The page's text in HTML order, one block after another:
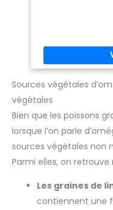
Sources végétales
végétales
Bien que les poissons
lorsque l’on parle
sources végétales non
Parmi elles, on
Les graines de
contiennent une